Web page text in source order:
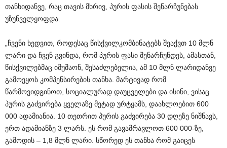
თანხიდანვე, რაც თავის მხრივ, პურის ფასის შენარჩუნებას
უზუნველყოფდა.
„ჩვენი ხედვით, როდესაც წისქვილკომბინატებს შეაქვთ 10 მლნ
ლარი და ჩვენ გვინდა, რომ პურის ფასი შენარჩუნდეს, ამასთან,
წისქვილებმაც იმუშაონ, შესაძლებელია, ამ 10 მლნ ლარიდანვე
გამოეყოს კომპენსირების თანხა. მარტივად რომ
წარმოვიდგინოთ, სოციალურად დაუცველები და ისინი, ვისაც
პურის გაძვირება ყველაზე მეტად ურტყამს, დაახლოებით 600
000 ადამიანია. 10 თეთრით პურის გაძვირება 30 დღეზე ნიშნავს,
ერთ ადამიანზე 3 ლარს. ეს რომ გავამრავლოთ 600 000-ზე,
გამოდის – 1,8 მლნ ლარი. სწორედ ეს თანხა რომ გაიცეს